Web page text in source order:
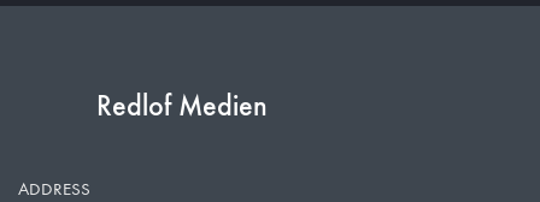
Redlof Medien
ADDRESS